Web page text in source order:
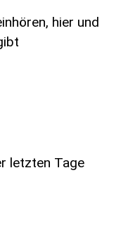
hier und
letzten Tage